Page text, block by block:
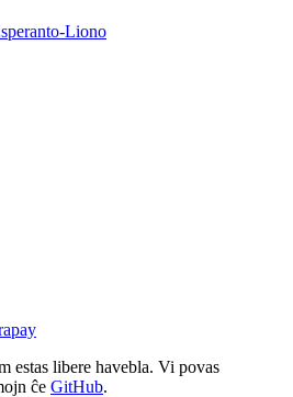
Liono
estas libere havebla. Vi povas
ĉe GitHub.